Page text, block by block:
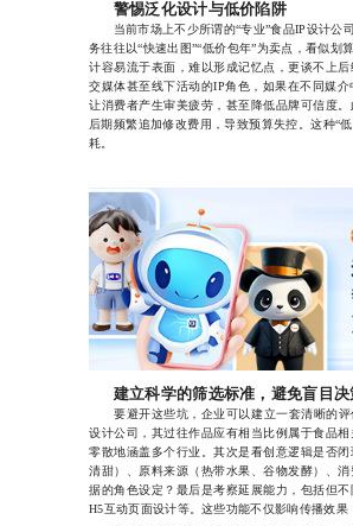
警惕泛化设计与低价陷阱
当前市场上不少所谓的“专业”食品IP设计公
务往往以“快速出图”“低价包年”为卖点，看似
计容易流于表面，难以形成记忆点，更谈不上
交媒体甚至线下活动的IP角色，如果在不同媒
让消费者产生审美疲劳，甚至降低品牌可信度
后期频繁追加修改费用，导致预算失控。这种“
耗。
建立科学的筛选标准，避免盲目决
要避开这些坑，企业可以建立一套清晰的
设计公司，其过往作品应有相当比例属于食品
零散地涵盖多个行业。其次是看创意逻辑是否
清甜）、原料来源（热带水果、谷物发酵）、
据的角色设定？最后是考察延展能力，包括但
H5互动页面设计等。这些功能不仅影响传播效果